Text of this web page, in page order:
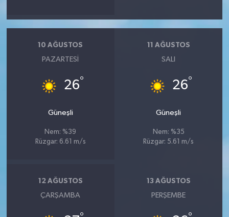
10 AĞUSTOS
PAZARTESI
26°
Güneşli
Nem: %39
Rüzgar: 6.61 m/s
11 AĞUSTOS
SALI
26°
Güneşli
Nem: %35
Rüzgar: 5.61 m/s
12 AĞUSTOS
ÇARŞAMBA
13 AĞUSTOS
PERŞEMBE